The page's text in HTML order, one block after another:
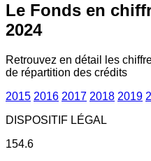
Le Fonds en
2024
Retrouvez en détail les
de répartition des crédits
2015 2016 2017 2018 2019
DISPOSITIF LÉGAL
154.6